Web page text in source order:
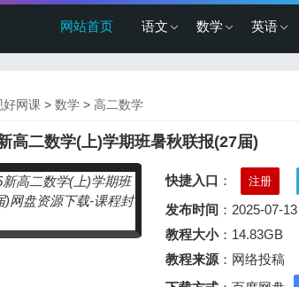
网站首页 语文 数学 英语
好网课 > 数学 > 高二数学
高二数学(上)学期班暑秋联报(27届)
快捷入口 ： 注册
发布时间 ：2025-07-13
教程大小：14.83GB
教程来源 ：网络投稿